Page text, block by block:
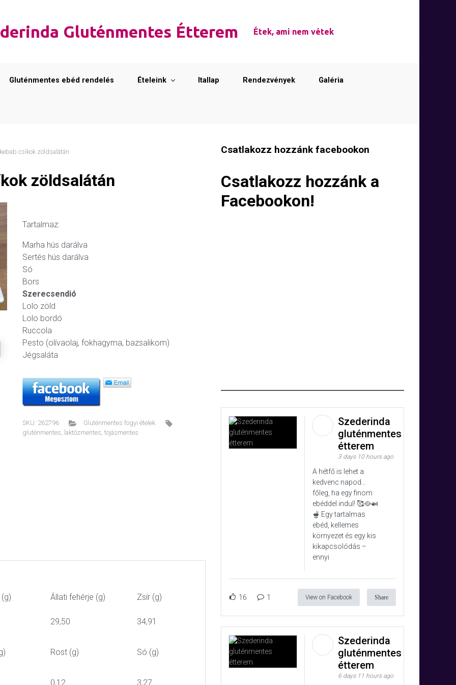
Gluténmentes Étterem Étek, ami nem vétek
Gluténmentes ebéd rendelés Ételeink Itallap Rendezvények Galéria
csíkok zöldsalátán
zöldsalátán
Tartalmaz:
Marha hús darálva
Sertés hús darálva
Só
Bors
Szerecsendió
Lolo zöld
Lolo bordó
Ruccola
Pesto (olívaolaj, fokhagyma, bazsalikom)
Jégsaláta
SKU: 262796
Gluténmentes fogyi ételek
gluténmentes, laktózmentes, tojásmentes
Állati fehérje (g) Zsír (g)
29,50 34,91
Rost (g) Só (g)
0,12 3,27
Csatlakozz hozzánk facebookon
Csatlakozz hozzánk a
Facebookon!
Szederinda
gluténmentes
étterem
3 days 10 hours ago
A hétfő is lehet a
kedvenc napod…
főleg, ha egy finom
ebéddel indul! 🥰🥘🍛
🫕 Egy tartalmas
ebéd, kellemes
környezet és egy kis
kikapcsolódás –
ennyi
16 1 View on Facebook Share
Szederinda
gluténmentes
étterem
6 days 11 hours ago